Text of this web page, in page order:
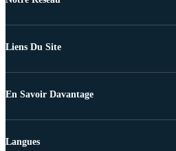
Liens Du Site
En Savoir Davantage
Langues